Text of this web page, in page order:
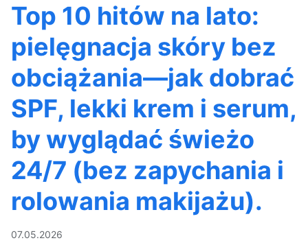
Top 10 hitów na lato:
pielęgnacja skóry bez
obciążania—jak dobrać
SPF, lekki krem i serum,
by wyglądać świeżo
24/7 (bez zapychania i
rolowania makijażu).
07.05.2026